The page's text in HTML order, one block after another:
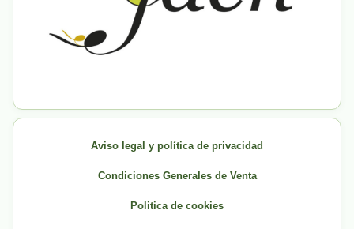
Aviso legal y política de privacidad
Condiciones Generales de Venta
Politica de cookies